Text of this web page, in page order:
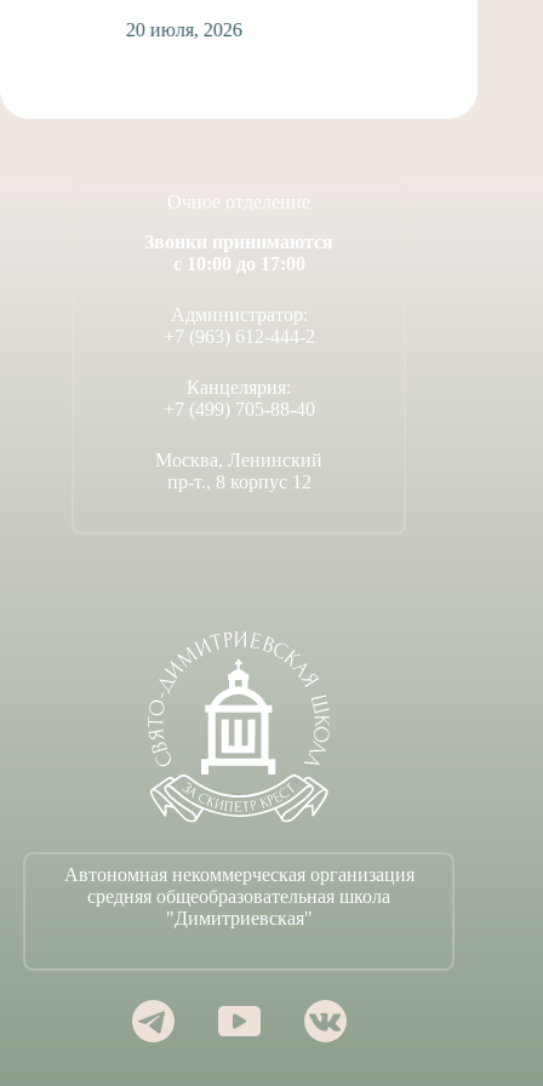
20 июля, 2026
Очное отделение
Звонки принимаются
с 10:00 до 17:00
Администратор:
+7 (963) 612-444-2
Канцелярия:
+7 (499) 705-88-40
Москва, Ленинский
пр-т., 8 корпус 12
Автономная некоммерческая организация
средняя общеобразовательная школа
"Димитриевская"